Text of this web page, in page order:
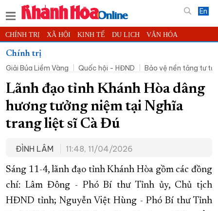
En
CHÍNH TRỊ XÃ HỘI KINH TẾ DU LỊCH VĂN HÓA
THỂ THAO
KHOA HỌC - CÔNG NGHỆ PHÁP LUẬT BẠN ĐỌC PHÓNG SỰ
THẾ GIỚI MULTIMEDIA VIDEO ĐỌC BÁO ONLINE
PODCAST THÔNG TIN - QUẢNG CÁO
QUY HOẠCH TỈNH KHÁNH HÒA
CHUNG TAY CẢI CÁCH HÀNH CHÍNH
XÂY DỰNG NÔNG THÔN MỚI LỊCH CẮT ĐIỆN
TÀU - XE - MÁY BAY
KỶ NIỆM 370 NĂM XÂY DỰNG VÀ PHÁT TRIỂN TỈNH KHÁNH HÒA
Chính trị
Giải Búa Liềm Vàng
Quốc hội - HĐND Bảo vệ nền tảng tư
Lãnh đạo tỉnh Khánh Hòa dâng
hương tưởng niệm tại Nghĩa
trang liệt sĩ Cà Đú
ĐÌNH LÂM 11:48, 11/04/2026
Sáng 11-4, lãnh đạo tỉnh Khánh Hòa gồm các đồng
chí: Lâm Đông - Phó Bí thư Tỉnh ủy, Chủ tịch
HĐND tỉnh; Nguyễn Việt Hùng - Phó Bí thư Tỉnh